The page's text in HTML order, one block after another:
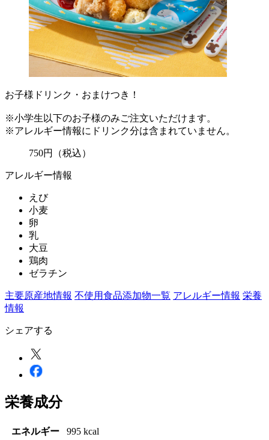
お子様ドリンク・おまけつき！
※小学生以下のお子様のみご注文いただけます。
※アレルギー情報にドリンク分は含まれていません。
750円 （税込）
アレルギー情報
えび
小麦
卵
乳
大豆
鶏肉
ゼラチン
主要原産地情報 不使用食品添加物一覧 アレルギー情報 栄養
情報
シェアする
栄養成分
エネルギー
995 kcal